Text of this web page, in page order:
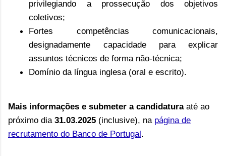
privilegiando a prossecução dos objetivos
coletivos;
Fortes competências comunicacionais,
designadamente capacidade para explicar
assuntos técnicos de forma não-técnica;
Domínio da língua inglesa (oral e escrito).
Mais informações e submeter a candidaturaaté ao
próximo dia 31.03.2025 (inclusive), na página de
recrutamento do Banco de Portugal.